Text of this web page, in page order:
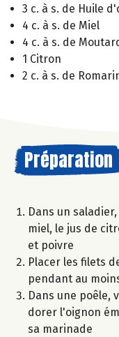
3 c. à s. de Huile
4 c. à s. de Miel
4 c. à s. de
1 Citron
2 c. à s. de
Préparation
Dans un
miel, le jus de
et poivre
Placer les filets
pendant au
Dans une poêle,
dorer l'oignon
sa marinade